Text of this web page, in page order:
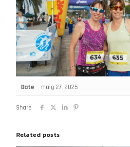
Date maig 27, 2025
Share
Related posts